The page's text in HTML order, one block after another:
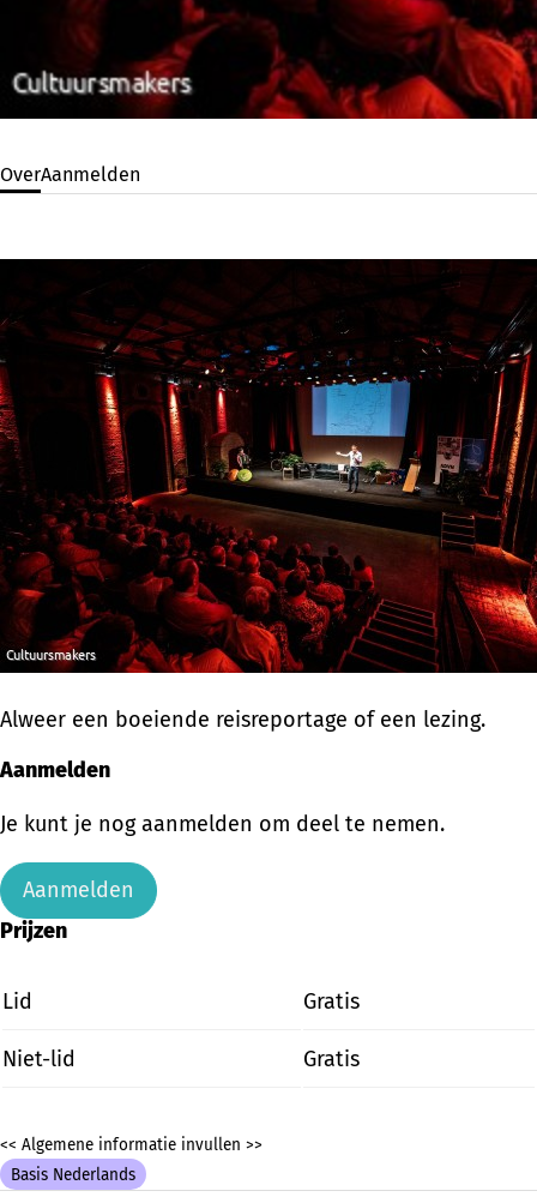
OverAanmelden
Alweer een boeiende reisreportage of een lezing.
Aanmelden
Je kunt je nog aanmelden om deel te nemen.
Aanmelden
Prijzen
Lid Gratis
Niet-lid Gratis
<< Algemene informatie invullen >>
Basis Nederlands